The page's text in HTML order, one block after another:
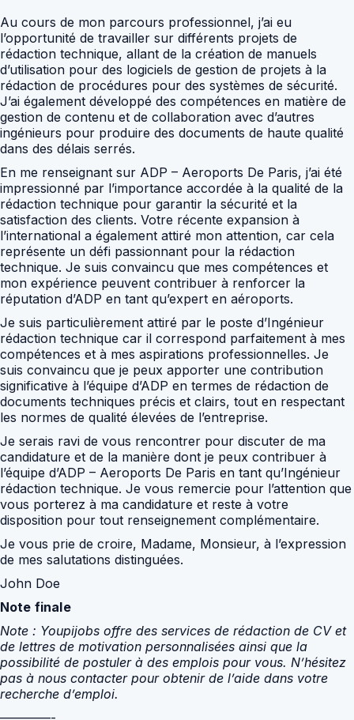
Au cours de mon parcours professionnel, j’ai eu
l’opportunité de travailler sur différents projets de
rédaction technique, allant de la création de manuels
d’utilisation pour des logiciels de gestion de projets à la
rédaction de procédures pour des systèmes de sécurité.
J’ai également développé des compétences en matière de
gestion de contenu et de collaboration avec d’autres
ingénieurs pour produire des documents de haute qualité
dans des délais serrés.
En me renseignant sur ADP – Aeroports De Paris, j’ai été
impressionné par l’importance accordée à la qualité de la
rédaction technique pour garantir la sécurité et la
satisfaction des clients. Votre récente expansion à
l’international a également attiré mon attention, car cela
représente un défi passionnant pour la rédaction
technique. Je suis convaincu que mes compétences et
mon expérience peuvent contribuer à renforcer la
réputation d’ADP en tant qu’expert en aéroports.
Je suis particulièrement attiré par le poste d’Ingénieur
rédaction technique car il correspond parfaitement à mes
compétences et à mes aspirations professionnelles. Je
suis convaincu que je peux apporter une contribution
significative à l’équipe d’ADP en termes de rédaction de
documents techniques précis et clairs, tout en respectant
les normes de qualité élevées de l’entreprise.
Je serais ravi de vous rencontrer pour discuter de ma
candidature et de la manière dont je peux contribuer à
l’équipe d’ADP – Aeroports De Paris en tant qu’Ingénieur
rédaction technique. Je vous remercie pour l’attention que
vous porterez à ma candidature et reste à votre
disposition pour tout renseignement complémentaire.
Je vous prie de croire, Madame, Monsieur, à l’expression
de mes salutations distinguées.
John Doe
Note finale
Note : Youpijobs offre des services de rédaction de CV et
de lettres de motivation personnalisées ainsi que la
possibilité de postuler à des emplois pour vous. N’hésitez
pas à nous contacter pour obtenir de l’aide dans votre
recherche d’emploi.